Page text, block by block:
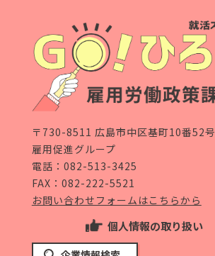
〒730-8511 広島市中区基町10番52号
雇用促進グループ
電話： 082-513-3425
FAX：082-222-5521
お問い合わせフォームはこちらから
個人情報の取り扱い